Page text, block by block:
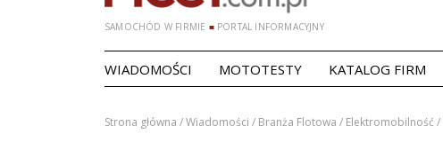
SAMOCHÓD W FIRMIE ■PORTAL INFORMACYJNY
WIADOMOŚCI MOTOTESTY KATALOG FIRM
Strona główna /Wiadomości / Branża Flotowa / Elektromobilność /